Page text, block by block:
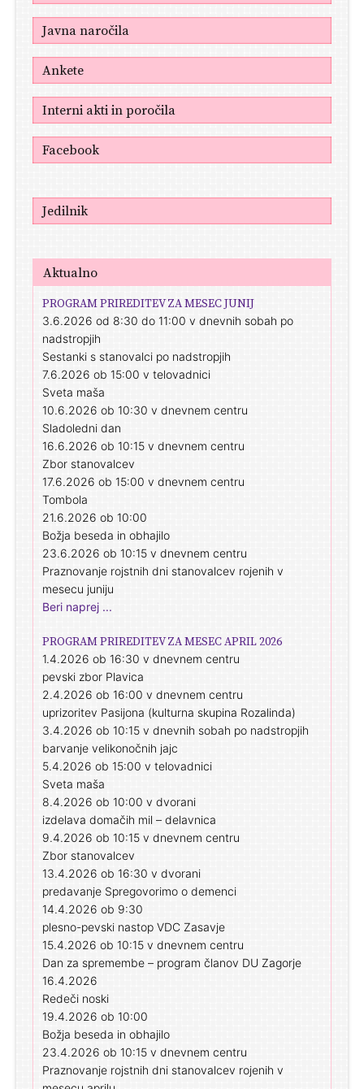
Javna naročila
Ankete
Interni akti in poročila
Facebook
Jedilnik
Aktualno
PROGRAM PRIREDITEV ZA MESEC JUNIJ
3.6.2026 od 8:30 do 11:00 v dnevnih sobah po
nadstropjih
Sestanki s stanovalci po nadstropjih
7.6.2026 ob 15:00 v telovadnici
Sveta maša
10.6.2026 ob 10:30 v dnevnem centru
Sladoledni dan
16.6.2026 ob 10:15 v dnevnem centru
Zbor stanovalcev
17.6.2026 ob 15:00 v dnevnem centru
Tombola
21.6.2026 ob 10:00
Božja beseda in obhajilo
23.6.2026 ob 10:15 v dnevnem centru
Praznovanje rojstnih dni stanovalcev rojenih v
mesecu juniju
Beri naprej ...
PROGRAM PRIREDITEV ZA MESEC APRIL 2026
1.4.2026 ob 16:30 v dnevnem centru
pevski zbor Plavica
2.4.2026 ob 16:00 v dnevnem centru
uprizoritev Pasijona (kulturna skupina Rozalinda)
3.4.2026 ob 10:15 v dnevnih sobah po nadstropjih
barvanje velikonočnih jajc
5.4.2026 ob 15:00 v telovadnici
Sveta maša
8.4.2026 ob 10:00 v dvorani
izdelava domačih mil – delavnica
9.4.2026 ob 10:15 v dnevnem centru
Zbor stanovalcev
13.4.2026 ob 16:30 v dvorani
predavanje Spregovorimo o demenci
14.4.2026 ob 9:30
plesno-pevski nastop VDC Zasavje
15.4.2026 ob 10:15 v dnevnem centru
Dan za spremembe – program članov DU Zagorje
16.4.2026
Redeči noski
19.4.2026 ob 10:00
Božja beseda in obhajilo
23.4.2026 ob 10:15 v dnevnem centru
Praznovanje rojstnih dni stanovalcev rojenih v